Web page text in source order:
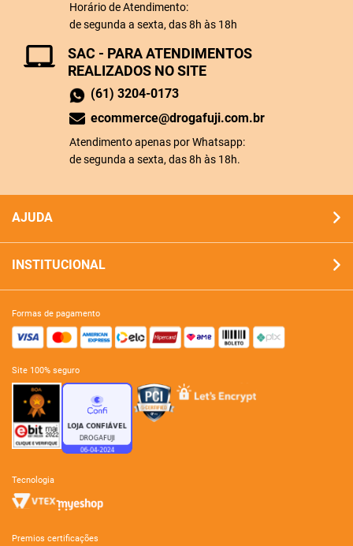
SAC - PARA ATENDIMENTOS
REALIZADOS NO SITE
(61) 3204-0173
ecommerce@drogafuji.com.br
Atendimento apenas por Whatsapp:
de segunda a sexta, das 8h às 18h.
Horário de Atendimento:
de segunda a sexta, das 8h às 18h
AJUDA
INSTITUCIONAL
formas de pagamento
site 100% seguro
tecnologia
premios certificações